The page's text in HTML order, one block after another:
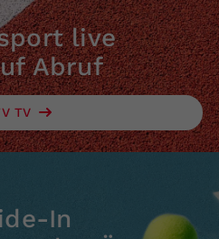
live
Abruf
TV
In